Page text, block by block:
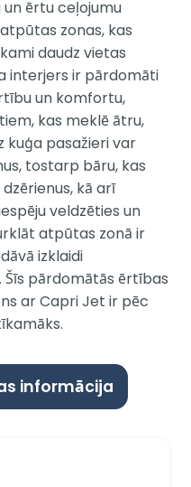
ērtu ceļojumu
zonas, kas
daudz vietas
interjers ir pārdomāti
un komfortu,
kas meklē ātru,
kuģa pasažieri var
tostarp bāru, kas
kā arī
veldzēties un
atpūtas zonā ir
izklaidi
pārdomātās ērtības
ar Capri Jet ir pēc
informācija